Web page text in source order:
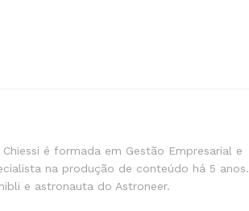
é formada em Gestão Empresarial e
na produção de conteúdo há 5 anos.
e astronauta do Astroneer.